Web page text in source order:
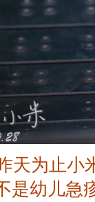
天为止小
是幼儿急